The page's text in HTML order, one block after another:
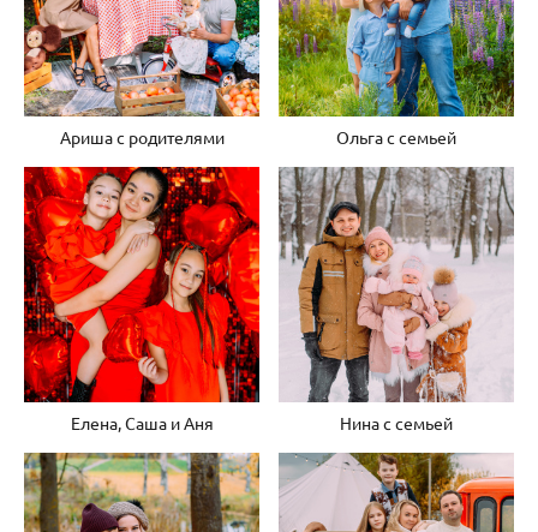
Ариша с родителями Ольга с семьей
Елена, Саша и Аня Нина с семьей